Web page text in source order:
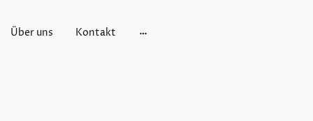
Über uns Kontakt